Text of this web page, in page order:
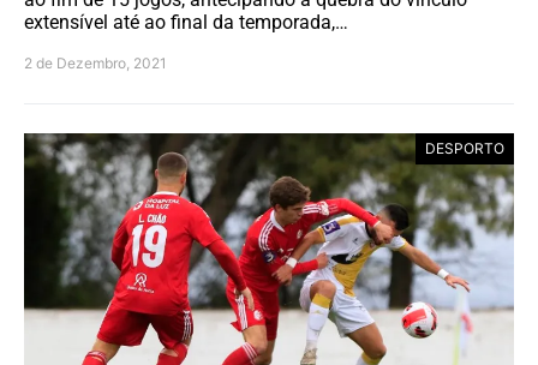
extensível até ao final da temporada,…
2 de Dezembro, 2021
DESPORTO